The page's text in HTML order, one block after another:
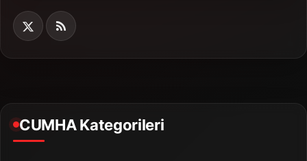
CUMHA Kategorileri